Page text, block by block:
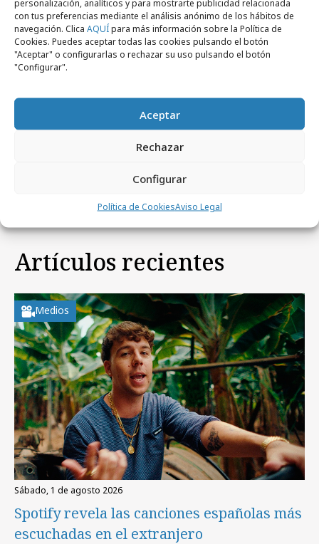
personalización, analíticos y para mostrarte publicidad relacionada
con tus preferencias mediante el análisis anónimo de los hábitos de
navegación. Clica AQUÍpara más información sobre la Política de
Cookies. Puedes aceptar todas las cookies pulsando el botón
"Aceptar" o configurarlas o rechazar su uso pulsando el botón
"Configurar".
Aceptar
Rechazar
Configurar
Política de CookiesAviso Legal
Noticias Relacionadas
viernes, 19 de septiembre 2008
Cualitativa-mente. Los secretos de la
Artículos recientes
Medios
sábado, 1 de agosto 2026
Spotify revela las canciones españolas más
escuchadas en el extranjero